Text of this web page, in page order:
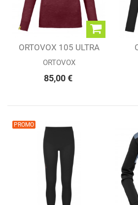
ORTOVOX 105 ULTRA
LONG SLEEVE...
ORTOVOX
85,00 €
PROMO